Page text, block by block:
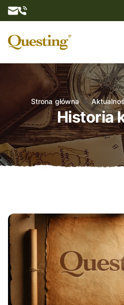
O nas
Strona główna
Historia